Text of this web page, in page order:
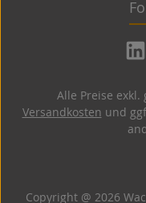
Copyright @ 2026
Alle Preise
Versandkosten und